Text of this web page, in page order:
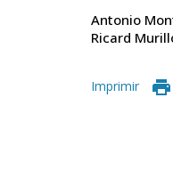
Antonio
Ricard
Imprimir